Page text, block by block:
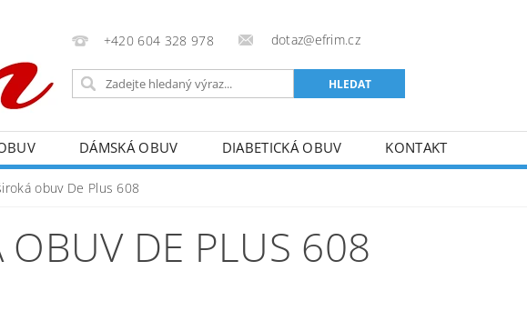
+420 604 328 978 dotaz@efrim.cz
DÁMSKÁ OBUV DIABETICKÁ OBUV KONTAKT
obuv De Plus 608
OBUV DE PLUS 608